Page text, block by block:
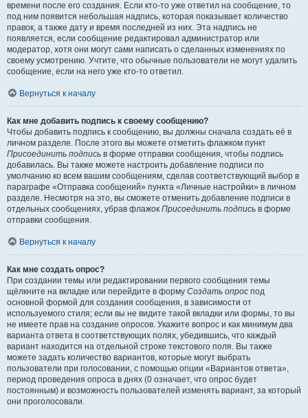
времени после его создания. Если кто-то уже ответил на сообщение, то
под ним появится небольшая надпись, которая показывает количество
правок, а также дату и время последней из них. Эта надпись не
появляется, если сообщение редактировал администратор или
модератор, хотя они могут сами написать о сделанных изменениях по
своему усмотрению. Учтите, что обычные пользователи не могут удалить
сообщение, если на него уже кто-то ответил.
Вернуться к началу
Как мне добавить подпись к своему сообщению?
Чтобы добавить подпись к сообщению, вы должны сначала создать её в
личном разделе. После этого вы можете отметить флажком пункт
Присоединить подпись в форме отправки сообщения, чтобы подпись
добавилась. Вы также можете настроить добавление подписи по
умолчанию ко всем вашим сообщениям, сделав соответствующий выбор в
параграфе «Отправка сообщений» пункта «Личные настройки» в личном
разделе. Несмотря на это, вы сможете отменить добавление подписи в
отдельных сообщениях, убрав флажок Присоединить подпись в форме
отправки сообщения.
Вернуться к началу
Как мне создать опрос?
При создании темы или редактировании первого сообщения темы
щёлкните на вкладке или перейдите в форму Создать опрос под
основной формой для создания сообщения, в зависимости от
используемого стиля; если вы не видите такой вкладки или формы, то вы
не имеете прав на создание опросов. Укажите вопрос и как минимум два
варианта ответа в соответствующих полях, убедившись, что каждый
вариант находится на отдельной строке текстового поля. Вы также
можете задать количество вариантов, которые могут выбрать
пользователи при голосовании, с помощью опции «Вариантов ответа»,
период проведения опроса в днях (0 означает, что опрос будет
постоянным) и возможность пользователей изменять вариант, за который
они проголосовали.